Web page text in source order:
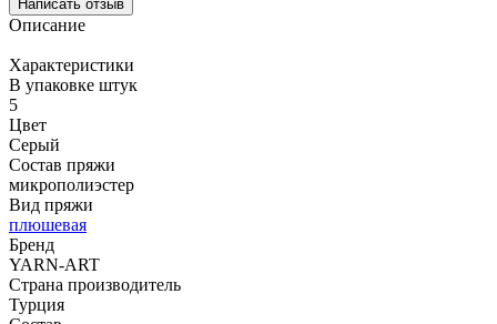
Написать отзыв
Описание
Характеристики
В упаковке штук
5
Цвет
Серый
Состав пряжи
микрополиэстер
Вид пряжи
плюшевая
Бренд
YARN-ART
Страна производитель
Турция